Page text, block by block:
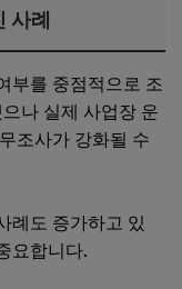
사례
부를 중점적으로 조
나 실제 사업장 운
조사가 강화될 수
례도 증가하고 있
요합니다.